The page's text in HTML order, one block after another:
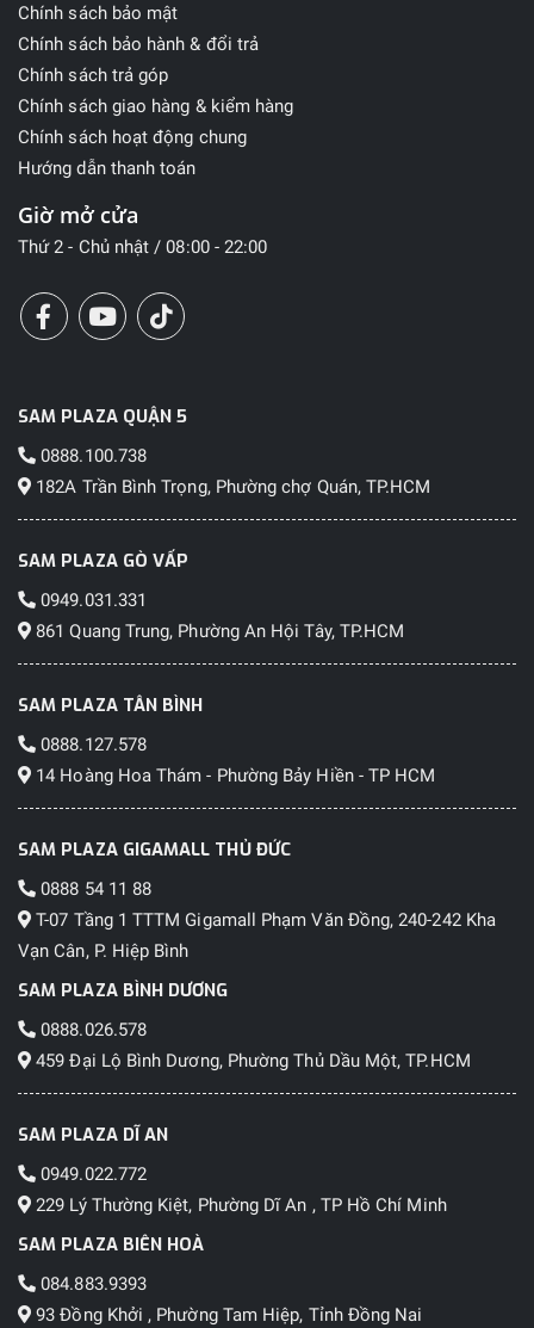
Chính sách bảo mật
Chính sách bảo hành & đổi trả
Chính sách trả góp
Chính sách giao hàng & kiểm hàng
Chính sách hoạt động chung
Hướng dẫn thanh toán
Giờ mở cửa
Thứ 2 - Chủ nhật / 08:00 - 22:00
SAM PLAZA QUẬN 5
0888.100.738
182A Trần Bình Trọng, Phường chợ Quán, TP.HCM
SAM PLAZA GÒ VẤP
0949.031.331
861 Quang Trung, Phường An Hội Tây, TP.HCM
SAM PLAZA TÂN BÌNH
0888.127.578
14 Hoàng Hoa Thám - Phường Bảy Hiền - TP HCM
SAM PLAZA GIGAMALL THỦ ĐỨC
0888 54 11 88
T-07 Tầng 1 TTTM Gigamall Phạm Văn Đồng, 240-242 Kha
Vạn Cân, P. Hiệp Bình
SAM PLAZA BÌNH DƯƠNG
0888.026.578
459 Đại Lộ Bình Dương, Phường Thủ Dầu Một, TP.HCM
SAM PLAZA DĨ AN
0949.022.772
229 Lý Thường Kiệt, Phường Dĩ An , TP Hồ Chí Minh
SAM PLAZA BIÊN HOÀ
084.883.9393
93 Đồng Khởi , Phường Tam Hiệp, Tỉnh Đồng Nai